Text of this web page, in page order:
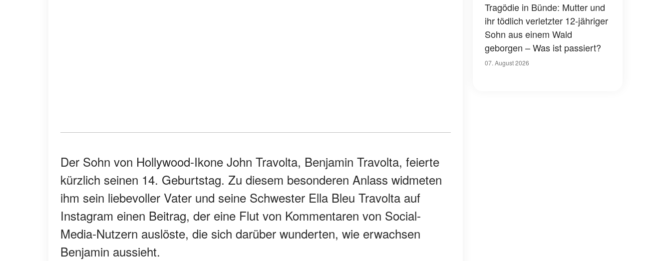
Der Sohn von Hollywood-Ikone John Travolta, Benjamin Travolta, feierte
kürzlich seinen 14. Geburtstag. Zu diesem besonderen Anlass widmeten
ihm sein liebevoller Vater und seine Schwester Ella Bleu Travolta auf
Instagram einen Beitrag, der eine Flut von Kommentaren von Social-
Media-Nutzern auslöste, die sich darüber wunderten, wie erwachsen
Benjamin aussieht.
Tragödie in Bünde: Mutter und
ihr tödlich verletzter 12-jähriger
Sohn aus einem Wald
geborgen – Was ist passiert?
07. August 2026